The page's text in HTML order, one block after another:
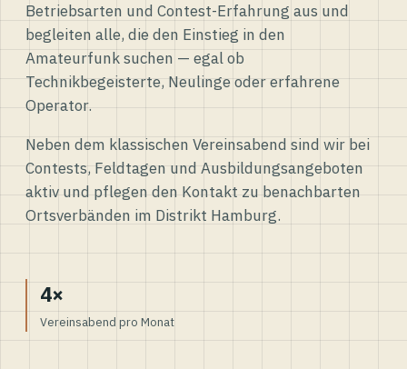
Betriebsarten und Contest-Erfahrung aus und
begleiten alle, die den Einstieg in den
Amateurfunk suchen — egal ob
Technikbegeisterte, Neulinge oder erfahrene
Operator.
Neben dem klassischen Vereinsabend sind wir bei
Contests, Feldtagen und Ausbildungsangeboten
aktiv und pflegen den Kontakt zu benachbarten
Ortsverbänden im Distrikt Hamburg.
4×
Vereinsabend pro Monat